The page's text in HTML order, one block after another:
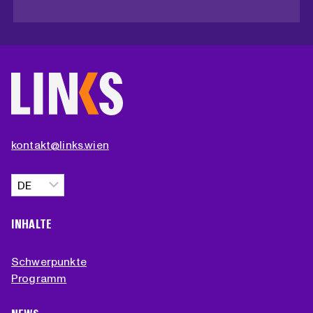
kontakt@links.wien
Sprache
auswählen
INHALTE
Schwerpunkte
Programm